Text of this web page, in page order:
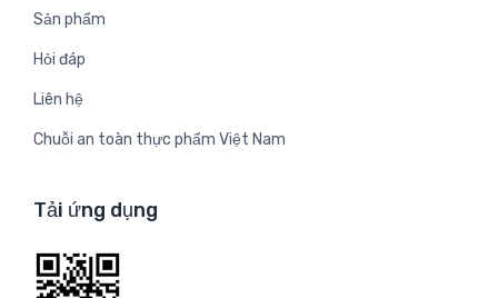
Sản phẩm
Hỏi đáp
Liên hệ
Chuỗi an toàn thực phẩm Việt Nam
Tải ứng dụng